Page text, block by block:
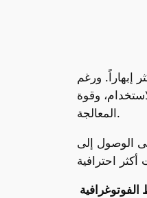
إبهاراً. ورغم
وقوة
المعالجة.
الوصول إلى